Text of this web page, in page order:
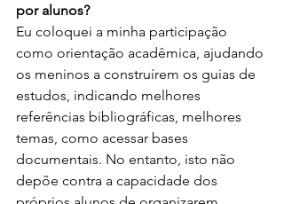
por alunos?
Eu coloquei a minha participação
como orientação acadêmica, ajudando
os meninos a construírem os guias de
estudos, indicando melhores
referências bibliográficas, melhores
temas, como acessar bases
documentais. No entanto, isto não
depõe contra a capacidade dos